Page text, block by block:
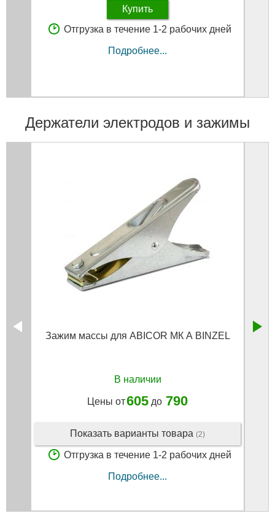
Купить
Отгрузка в течение 1-2 рабочих дней
Подробнее...
Держатели электродов и зажимы
Зажим массы для ABICOR МК А BINZEL
В наличии
Цены от605 до 790
Показать варианты товара (2)
Отгрузка в течение 1-2 рабочих дней
Подробнее...